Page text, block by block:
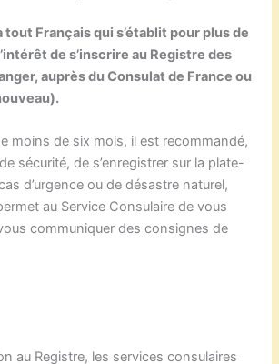
tout Français qui s’établit pour plus de
de s’inscrire au Registre des
auprès du Consulat de France ou
moins de six mois, il est recommandé,
sécurité, de s’enregistrer sur la plate-
d’urgence ou de désastre naturel,
au Service Consulaire de vous
communiquer des consignes de
au Registre, les services consulaires